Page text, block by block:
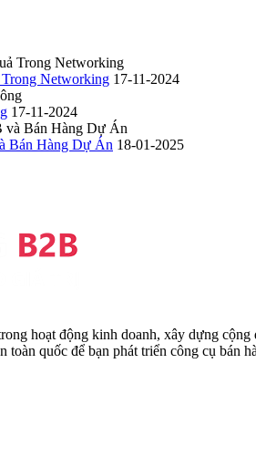
Networking 17-11-2024
17-11-2024
Bán Hàng Dự Án 18-01-2025
hoạt động kinh doanh, xây dựng
toàn quốc để bạn phát triển công cụ bán